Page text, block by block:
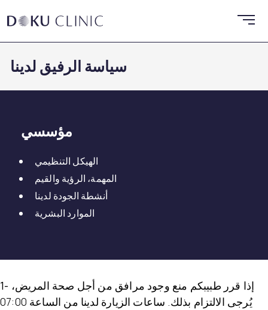
سياسة الرفيق لدينا
مؤسسي
الهيكل التنظيمي
المهمة، الرؤية والقيم
أنشطة الجودة لدينا
الموارد البشرية
1-
يُرجى الالتزام بذلك. ساعات الزيارة لدينا من الساعة 07:00